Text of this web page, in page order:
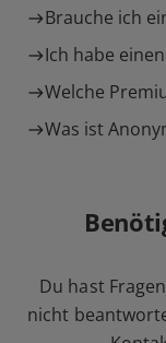
Brauche ich
Ich habe
Welche
Was ist
Du hast
nicht